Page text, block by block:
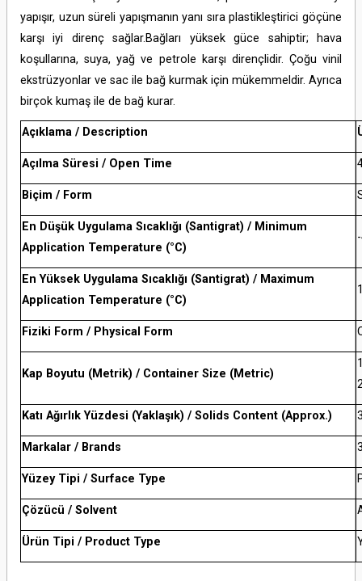
yapışır, uzun süreli yapışmanın yanı sıra plastikleştirici göçüne
karşı iyi direnç sağlar.Bağları yüksek güce sahiptir; hava
koşullarına, suya, yağ ve petrole karşı dirençlidir. Çoğu vinil
ekstrüzyonlar ve sac ile bağ kurmak için mükemmeldir. Ayrıca
birçok kumaş ile de bağ kurar.
Açıklama / Description
Açılma Süresi / Open Time
Biçim / Form
En Düşük Uygulama Sıcaklığı (Santigrat) / Minimum
Application Temperature (°C)
En Yüksek Uygulama Sıcaklığı (Santigrat) / Maximum
Application Temperature (°C)
Fiziki Form / Physical Form
Kap Boyutu (Metrik) / Container Size (Metric)
Katı Ağırlık Yüzdesi (Yaklaşık) / Solids Content (Approx.)
Markalar / Brands
Yüzey Tipi / Surface Type
Çözücü / Solvent
Ürün Tipi / Product Type